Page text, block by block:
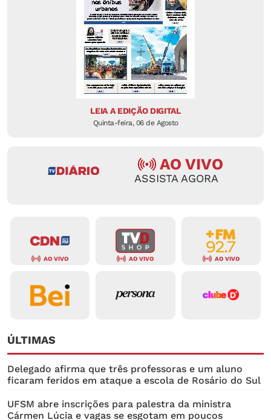
LEIA A EDIÇÃO DIGITAL
Quinta-feira, 06 de Agosto
AO VIVO
ASSISTA AGORA
AO VIVO AO VIVO AO VIVO
ÚLTIMAS
Delegado afirma que três professoras e um aluno
ficaram feridos em ataque a escola de Rosário do Sul
UFSM abre inscrições para palestra da ministra
Cármen Lúcia e vagas se esgotam em poucos